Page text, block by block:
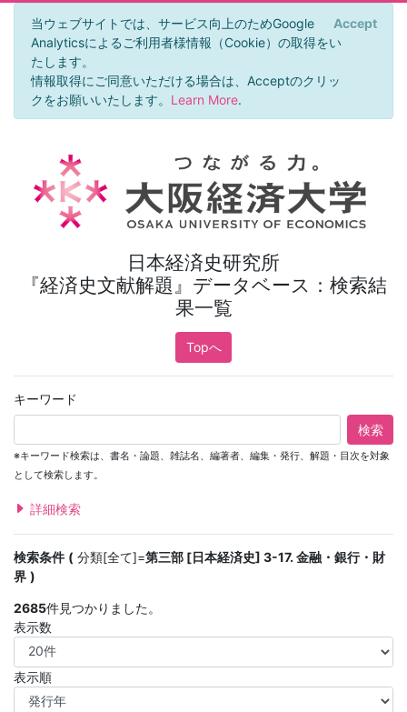
当ウェブサイトでは、サービス向上のためGoogle
Analyticsによるご利用者様情報（Cookie）の取得をい
たします。
情報取得にご同意いただける場合は、Acceptのクリッ
クをお願いいたします。 Learn More.
Accept
日本経済史研究所
『経済史文献解題』データベース：検索結
果一覧
Topへ
キーワード
検索
※キーワード検索は、書名・論題、雑誌名、編著者、編集・発行、解題・目次を対象
として検索します。
詳細検索
検索条件 分類[全て]=第三部 [日本経済史] 3-17. 金融・銀行・財
界
2685件見つかりました。
表示数
表示順
×